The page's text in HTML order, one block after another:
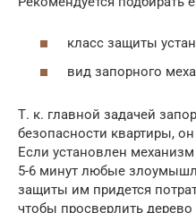
класс защиты
вид запорного
Т. к. главной задачей
безопасности квартиры,
Если установлен
5-6 минут любые
защиты им придется
чтобы просверлить дерево